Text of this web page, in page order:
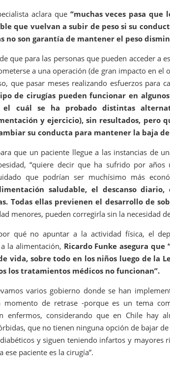
aclara que “muchas veces pasa que
que vuelvan a subir de peso si su
no son garantía de mantener el peso
que para las personas que pueden acceder a
a una operación (de gran impacto en el
que pasar meses realizando esfuerzos para
de cirugías pueden funcionar en
el cuál se ha probado distintas
y ejercicio), sin resultados, pero
su conducta para mantener la baja de
que un paciente llegue a las instancias de
“quiere decir que ha sufrido por
que podrían ser muchísimo más
saludable, el descanso
Todas ellas previenen el desarrollo de
menores, pueden corregirla sin la necesidad
qué no apuntar a la actividad física, el
la alimentación, Ricardo Funke asegura
vida, sobre todo en los niños luego de la
los tratamientos médicos no funcionan”.
varios gobierno donde se han
momento de retrase -porque es un tema
enfermos, considerando que en Chile hay
que no tienen ninguna opción de bajar
y siguen teniendo infartos y mayores
paciente es la cirugía”.